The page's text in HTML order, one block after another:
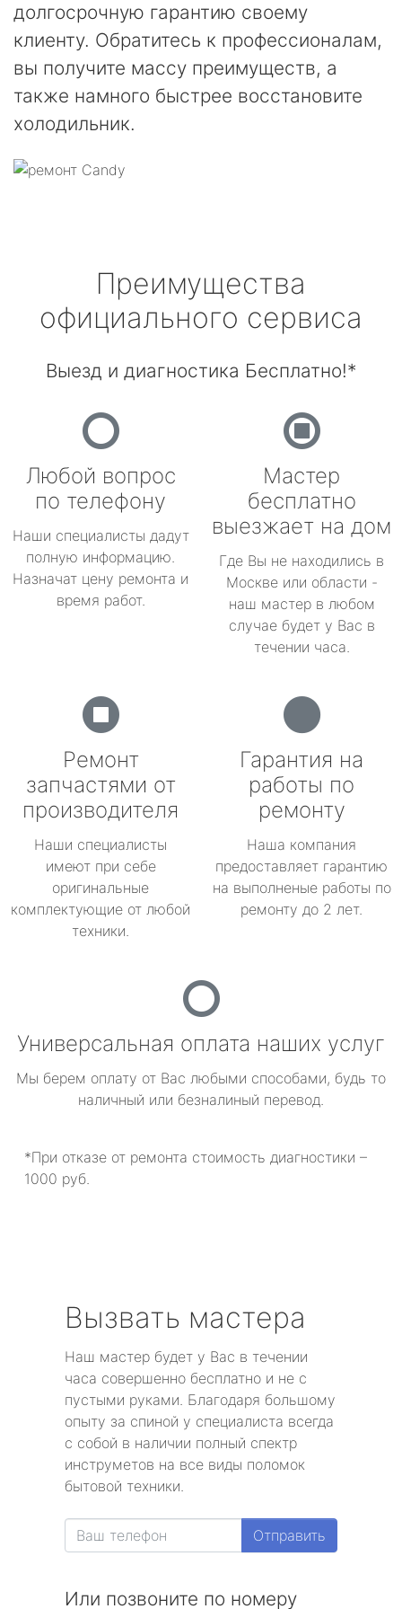
долгосрочную гарантию своему
клиенту. Обратитесь к профессионалам,
вы получите массу преимуществ, а
также намного быстрее восстановите
холодильник.
Преимущества
официального сервиса
Выезд и диагностика Бесплатно!*
Любой вопрос
по телефону
Наши специалисты дадут
полную информацию.
Назначат цену ремонта и
время работ.
Мастер
бесплатно
выезжает на дом
Где Вы не находились в
Москве или области -
наш мастер в любом
случае будет у Вас в
течении часа.
Ремонт
запчастями от
производителя
Наши специалисты
имеют при себе
оригинальные
комплектующие от любой
техники.
Гарантия на
работы по
ремонту
Наша компания
предоставляет гарантию
на выполненые работы по
ремонту до 2 лет.
Универсальная оплата наших услуг
Мы берем оплату от Вас любыми способами, будь то
наличный или безналиный перевод.
*При отказе от ремонта стоимость диагностики –
1000 руб.
Вызвать мастера
Наш мастер будет у Вас в течении
часа совершенно бесплатно и не с
пустыми руками. Благодаря большому
опыту за спиной у специалиста всегда
с собой в наличии полный спектр
инструметов на все виды поломок
бытовой техники.
Отправить
Или позвоните по номеру